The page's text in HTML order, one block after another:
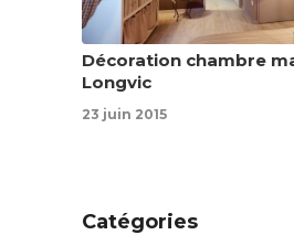
Décoration chambre
Longvic
23 juin 2015
Catégories